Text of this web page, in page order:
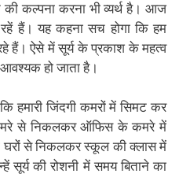
कल्पना करना भी व्यर्थ है। आज
रहें हैं। यह कहना सच होगा कि हम
हैं। ऐसे में सूर्य के प्रकाश के महत्व
हो जाता है।
हमारी जिंदगी कमरों में सिमट कर
से निकलकर ऑफिस के कमरे में
घरों से निकलकर स्कूल की क्लास में
की रोशनी में समय बिताने का